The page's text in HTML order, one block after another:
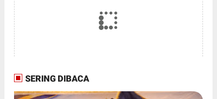
SERING DIBACA